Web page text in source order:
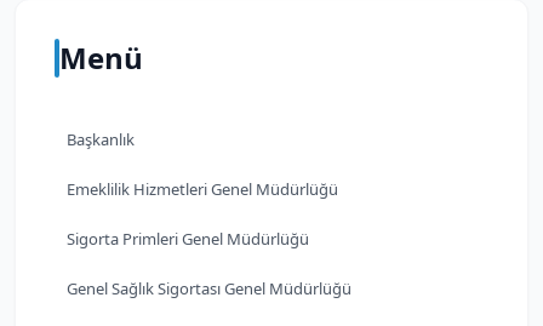
Menü
Başkanlık
Emeklilik Hizmetleri Genel Müdürlüğü
Sigorta Primleri Genel Müdürlüğü
Genel Sağlık Sigortası Genel Müdürlüğü